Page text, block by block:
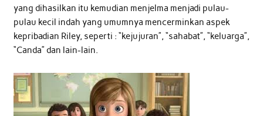
yang dihasilkan itu kemudian menjelma menjadi pulau-
pulau kecil indah yang umumnya mencerminkan aspek
kepribadian Riley, seperti : “kejujuran”, “sahabat”, “keluarga”,
“Canda” dan lain-lain.